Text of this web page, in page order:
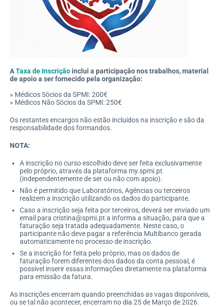
ATaxa de Inscrição inclui a participação nos trabalhos, material
de apoio a ser fornecido pela organização:
» Médicos Sócios da SPMI: 200€
» Médicos Não Sócios da SPMI: 250€
Os restantes encargos não estão incluídos na inscrição e são da
responsabilidade dos formandos.
NOTA:
A inscrição no curso escolhido deve ser feita exclusivamente
pelo próprio, através da plataforma my.spmi.pt
(independentemente de ser ou não com apoio).
Não é permitido que Laboratórios, Agências ou terceiros
realizem a inscrição utilizando os dados do participante.
Caso a inscrição seja feita por terceiros, deverá ser enviado um
email para cristina@spmi.pt a informa a situação, para que a
faturação seja tratada adequadamente. Neste caso, o
participante não deve pagar a referência Multibanco gerada
automaticamente no processo de inscrição.
Se a inscrição for feita pelo próprio, mas os dados de
faturação forem diferentes dos dados da conta pessoal, é
possível inserir essas informações diretamente na plataforma
para emissão da fatura.
As inscrições encerram quando preenchidas as vagas disponíveis,
ou se tal não acontecer, encerram no dia 25 de Março de 2026.